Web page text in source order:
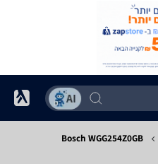
Bosch WGG254Z0GB